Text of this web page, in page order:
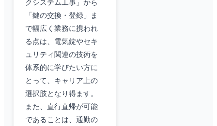
クシステム工事」から
「鍵の交換・登録」ま
で幅広く業務に携われ
る点は、電気錠やセキ
ュリティ関連の技術を
体系的に学びたい方に
とって、キャリア上の
選択肢となり得ます。
また、直行直帰が可能
であることは、通勤の